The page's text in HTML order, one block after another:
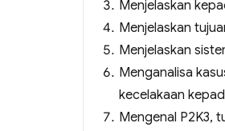
Menjelaskan
Menjelaskan
Menjelaskan
Menganalisa
kecelakaan
Mengenal P2K3,